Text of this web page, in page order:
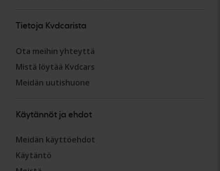
Tietoja Kvdcarista
Ota meihin yhteyttä
Mistä löytää Kvdcars
Meidän uutishuone
Käytännöt ja ehdot
Meidän käyttöehdot
Käytäntö